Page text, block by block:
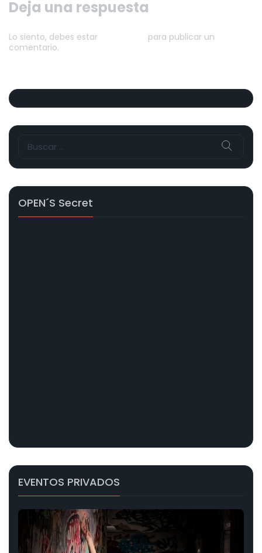
Deja una respuesta
Lo siento, debes estar
para publicar un
comentario.
OPEN´s Secret
EVENTOS PRIVADOS